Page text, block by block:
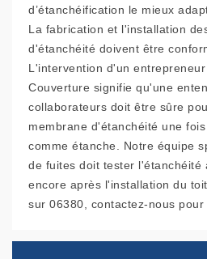
d’étanchéification le mieux
La fabrication et l'installation
d'étanchéité doivent être
L'intervention d'un
Couverture signifie qu'une
collaborateurs doit être sûre
membrane d'étanchéité une
comme étanche. Notre équipe
de fuites doit tester l'étanchéité
encore après l'installation du
sur 06380, contactez-nous pour